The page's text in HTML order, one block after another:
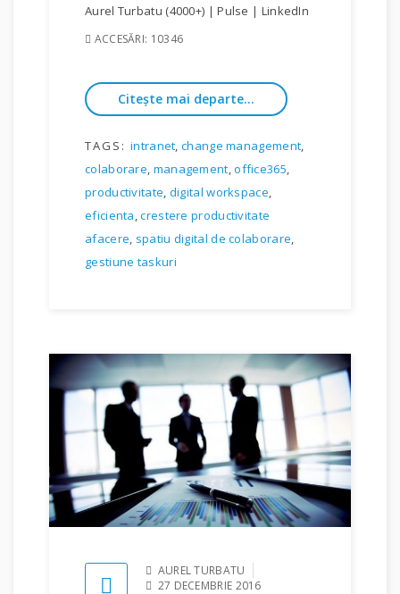
Aurel Turbatu (4000+) | Pulse | LinkedIn
ACCESĂRI: 10346
Citește mai departe...
TAGS: intranet,change management,
colaborare, management,office365,
productivitate, digital workspace,
eficienta,crestere productivitate
afacere, spatiu digital de colaborare,
gestiune taskuri
AUREL TURBATU
27 DECEMBRIE 2016